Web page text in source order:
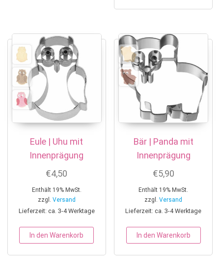
Eule | Uhu mit
Innenprägung
€4,50
Enthält 19% MwSt.
zzgl. Versand
Lieferzeit: ca. 3-4 Werktage
In den Warenkorb
Bär | Panda mit
Innenprägung
€5,90
Enthält 19% MwSt.
zzgl.Versand
Lieferzeit: ca. 3-4 Werktage
In den Warenkorb